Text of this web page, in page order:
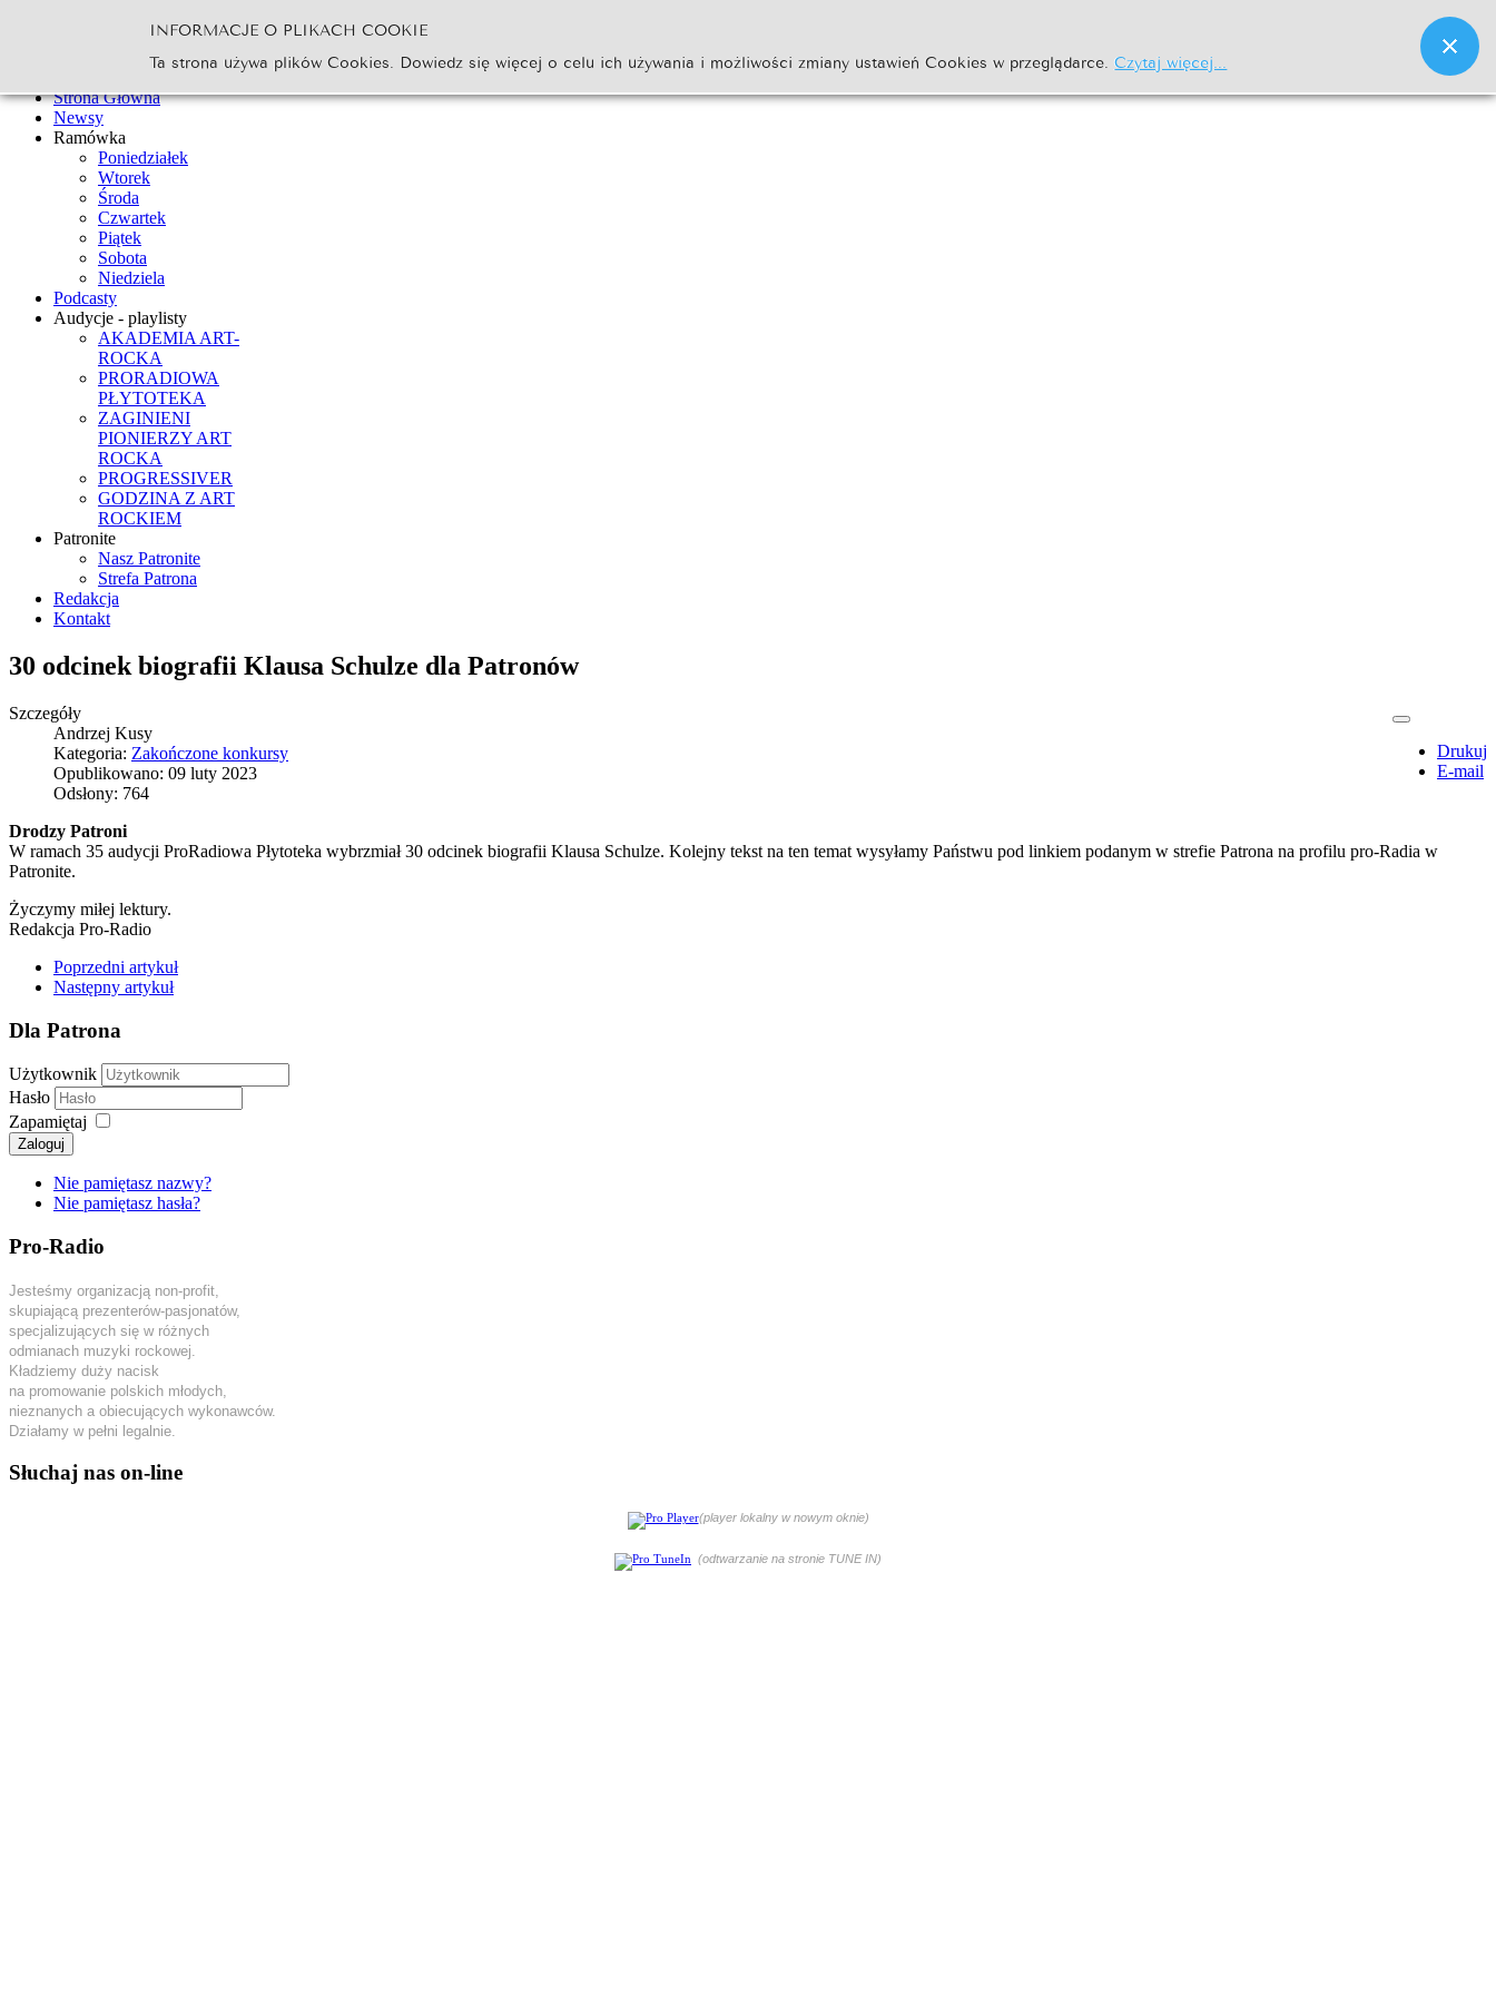
Go
Strona Główna
Newsy
Ramówka
Poniedziałek
Wtorek
Środa
Czwartek
Piątek
Sobota
Niedziela
Podcasty
Audycje - playlisty
AKADEMIA ART-
ROCKA
PRORADIOWA
PŁYTOTEKA
ZAGINIENI
PIONIERZY ART
ROCKA
PROGRESSIVER
GODZINA Z ART
ROCKIEM
Patronite
Nasz Patronite
Strefa Patrona
Redakcja
Kontakt
30 odcinek biografii Klausa Schulze dla Patronów
Drukuj
E-mail
Szczegóły
Andrzej Kusy
Kategoria: Zakończone konkursy
Opublikowano: 09 luty 2023
Odsłony: 764
Drodzy Patroni
W ramach 35 audycji ProRadiowa Płytoteka wybrzmiał 30 odcinek biografii Klausa Schulze. Kolejny tekst na ten temat wysyłamy Państwu pod linkiem podanym w strefie Patrona na profilu pro-Radia w
Patronite.
Życzymy miłej lektury.
Redakcja Pro-Radio
Poprzedni artykuł
Następny artykuł
Dla Patrona
Użytkownik
Hasło
Zapamiętaj
Zaloguj
Nie pamiętasz nazwy?
Nie pamiętasz hasła?
Pro-Radio
Jesteśmy organizacją non-profit,
skupiającą prezenterów-pasjonatów,
specjalizujących się w różnych
odmianach muzyki rockowej.
Kładziemy duży nacisk
na promowanie polskich młodych,
nieznanych a obiecujących wykonawców.
Działamy w pełni legalnie.
Słuchaj nas on-line
(player lokalny w nowym oknie)
(odtwarzanie na stronie TUNE IN)
INFORMACJE O PLIKACH COOKIE
Ta strona używa plików Cookies. Dowiedz się więcej o celu ich używania i możliwości zmiany ustawień Cookies w przeglądarce.Czytaj więcej...